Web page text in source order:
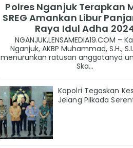
Polres Nganjuk Terapkan
SREG Amankan Libur
Raya Idul Adha
NGANJUK,LENSAMEDIA19.COM –
Nganjuk, AKBP Muhammad, S.H.,
menurunkan ratusan anggotanya
Ska...
Kapolri Tegaskan
Jelang Pilkada